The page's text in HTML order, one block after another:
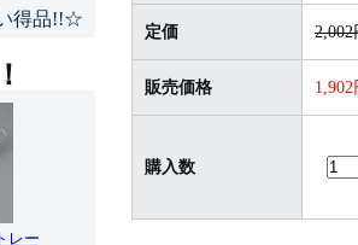
定価
販売価格
購入数
得品!!☆
レー